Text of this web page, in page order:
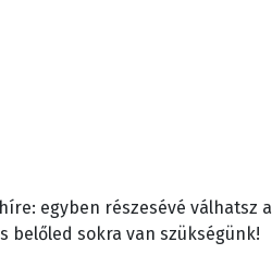
egyben részesévé válhatsz a
belőled sokra van szükségünk!